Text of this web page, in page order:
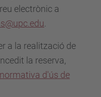
electrònic a
a la realització de
la reserva,
normativa d'ús de